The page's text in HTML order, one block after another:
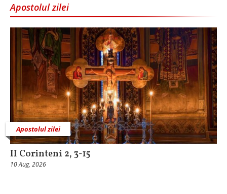
Apostolul zilei
Apostolul zilei
II Corinteni 2, 3-15
10 Aug, 2026